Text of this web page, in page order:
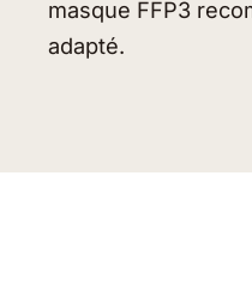
masque FFP3
adapté.